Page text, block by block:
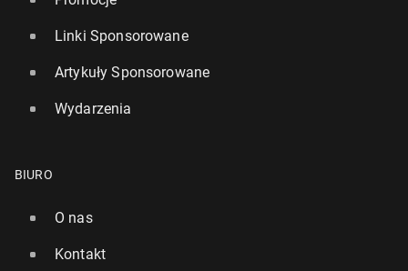
Linki Sponsorowane
Artykuły Sponsorowane
Wydarzenia
BIURO
O nas
Kontakt